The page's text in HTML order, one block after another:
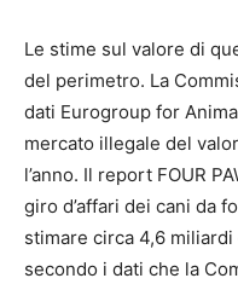
Le stime sul valore di
del perimetro. La
dati Eurogroup for
mercato illegale del
l’anno. Il report FOUR
giro d’affari dei cani da
stimare circa 4,6
secondo i dati che la